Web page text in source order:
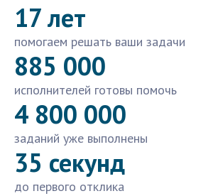
17 лет
помогаем решать ваши задачи
885 000
исполнителей готовы помочь
4 800 000
заданий уже выполнены
35 секунд
до первого отклика